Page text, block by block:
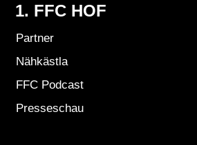
1. FFC HOF
Partner
Nähkästla
FFC Podcast
Presseschau